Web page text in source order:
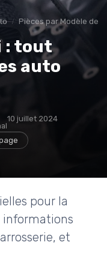
Pièces par Modèle de
: tout
auto
10 juillet 2024
pour la
informations
et